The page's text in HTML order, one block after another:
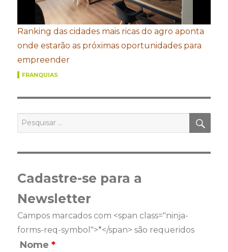
Ranking das cidades mais ricas do agro aponta
onde estarão as próximas oportunidades para
empreender
FRANQUIAS
por:
Cadastre-se para a
Newsletter
Campos marcados com <span class="ninja-
forms-req-symbol">*</span> são requeridos
Nome*